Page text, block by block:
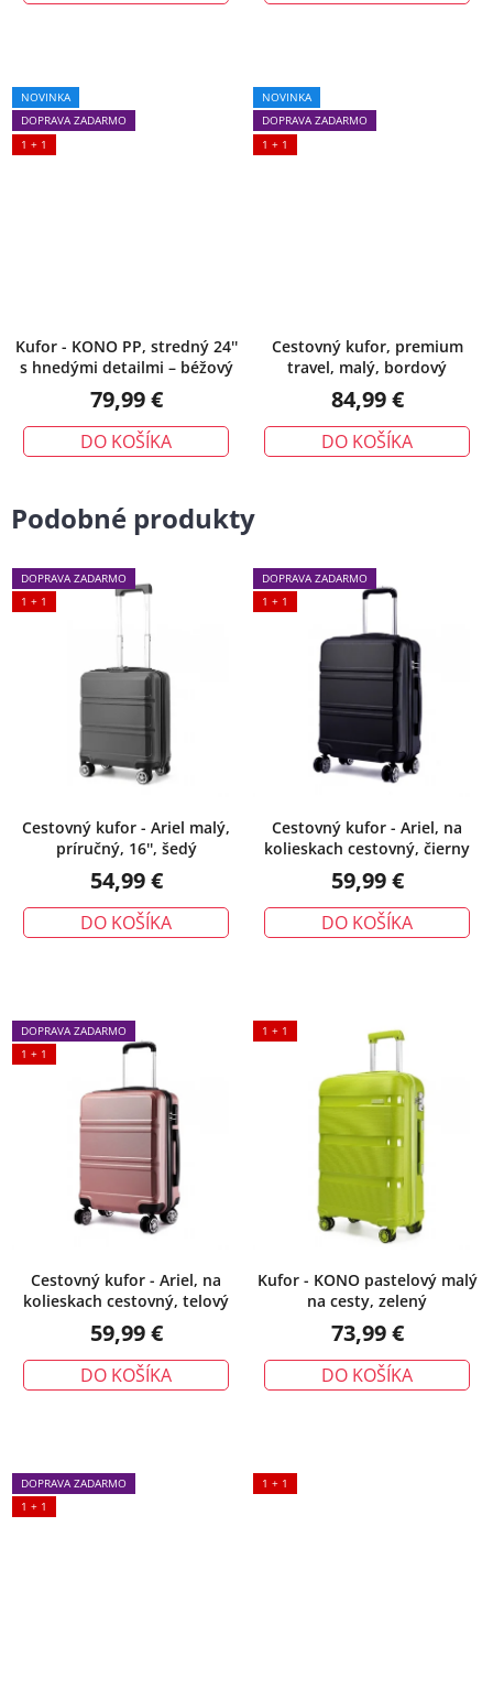
NOVINKA
DOPRAVA ZADARMO
1 + 1
Kufor - KONO PP, stredný 24''
s hnedými detailmi – béžový
79,99 €
DO KOŠÍKA
NOVINKA
DOPRAVA ZADARMO
1 + 1
Cestovný kufor, premium
travel, malý, bordový
84,99 €
DO KOŠÍKA
Podobné produkty
DOPRAVA ZADARMO
1 + 1
Cestovný kufor - Ariel malý,
príručný, 16'', šedý
54,99 €
DO KOŠÍKA
DOPRAVA ZADARMO
1 + 1
Cestovný kufor - Ariel, na
kolieskach cestovný, čierny
59,99 €
DO KOŠÍKA
DOPRAVA ZADARMO
1 + 1
Cestovný kufor - Ariel, na
kolieskach cestovný, telový
59,99 €
DO KOŠÍKA
1 + 1
Kufor - KONO pastelový malý
na cesty, zelený
73,99 €
DO KOŠÍKA
DOPRAVA ZADARMO
1 + 1
1 + 1